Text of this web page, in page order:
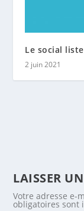
Le social
2 juin 2021
LAISSER
Votre adresse e-
obligatoires sont